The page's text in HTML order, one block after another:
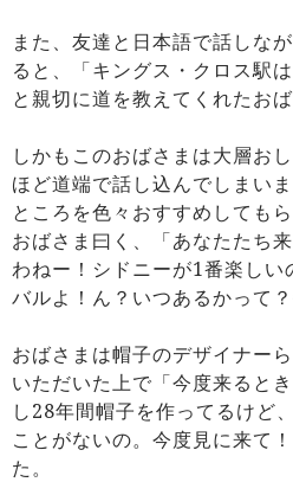
また、友達と日本語で話しな
ると、「キングス・クロス駅
と親切に道を教えてくれたお
しかもこのおばさまは大層お
ほど道端で話し込んでしまい
ところを色々おすすめしても
おばさま曰く、「あなたたち
わねー！シドニーが1番楽しい
バルよ！ん？いつあるかって
おばさまは帽子のデザイナー
いただいた上で「今度来ると
し28年間帽子を作ってるけど
ことがないの。今度見に来て
た。